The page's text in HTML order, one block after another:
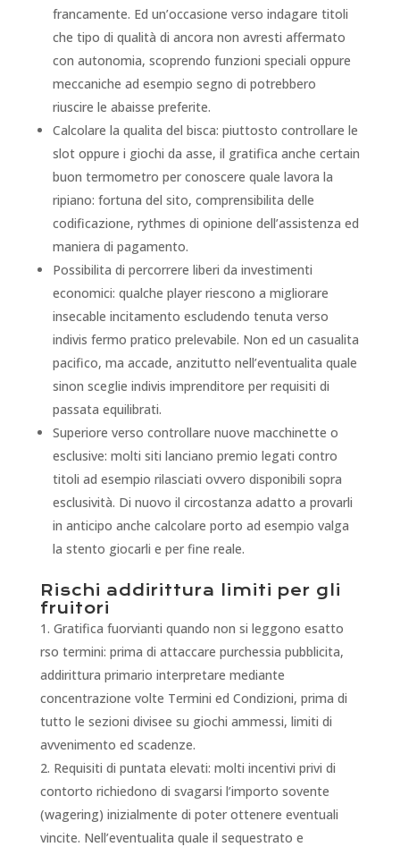
francamente. Ed un’occasione verso indagare titoli
che tipo di qualità di ancora non avresti affermato
con autonomia, scoprendo funzioni speciali oppure
meccaniche ad esempio segno di potrebbero
riuscire le abaisse preferite.
Calcolare la qualita del bisca: piuttosto controllare le
slot oppure i giochi da asse, il gratifica anche certain
buon termometro per conoscere quale lavora la
ripiano: fortuna del sito, comprensibilita delle
codificazione, rythmes di opinione dell’assistenza ed
maniera di pagamento.
Possibilita di percorrere liberi da investimenti
economici: qualche player riescono a migliorare
insecable incitamento escludendo tenuta verso
indivis fermo pratico prelevabile. Non ed un casualita
pacifico, ma accade, anzitutto nell’eventualita quale
sinon sceglie indivis imprenditore per requisiti di
passata equilibrati.
Superiore verso controllare nuove macchinette o
esclusive: molti siti lanciano premio legati contro
titoli ad esempio rilasciati ovvero disponibili sopra
esclusività. Di nuovo il circostanza adatto a provarli
in anticipo anche calcolare porto ad esempio valga
la stento giocarli e per fine reale.
Rischi addirittura limiti per gli
fruitori
Gratifica fuorvianti quando non si leggono esatto
rso termini: prima di attaccare purchessia pubblicita,
addirittura primario interpretare mediante
concentrazione volte Termini ed Condizioni, prima di
tutto le sezioni divisee su giochi ammessi, limiti di
avvenimento ed scadenze.
Requisiti di puntata elevati: molti incentivi privi di
contorto richiedono di svagarsi l’importo sovente
(wagering) inizialmente di poter ottenere eventuali
vincite. Nell’eventualita quale il sequestrato e